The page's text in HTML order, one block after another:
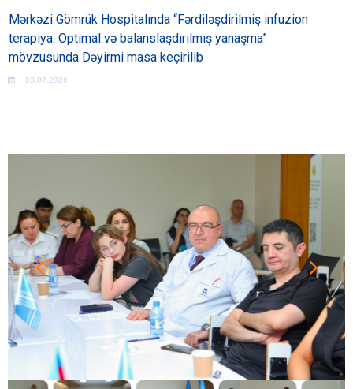
Mərkəzi Gömrük Hospitalında “Fərdiləşdirilmiş infuzion
terapiya: Optimal və balanslaşdırılmış yanaşma”
mövzusunda Dəyirmi masa keçirilib
03.07.2026